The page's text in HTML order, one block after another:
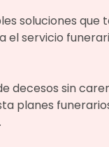
soluciones que
el servicio
decesos sin
planes